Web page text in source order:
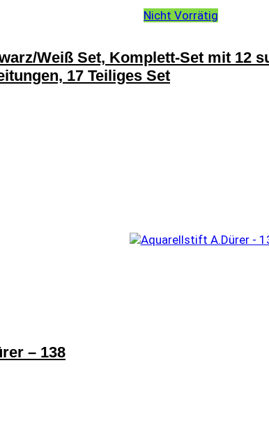
Nicht Vorrätig
Weiß Set, Komplett-Set mit 12
17 Teiliges Set
– 138